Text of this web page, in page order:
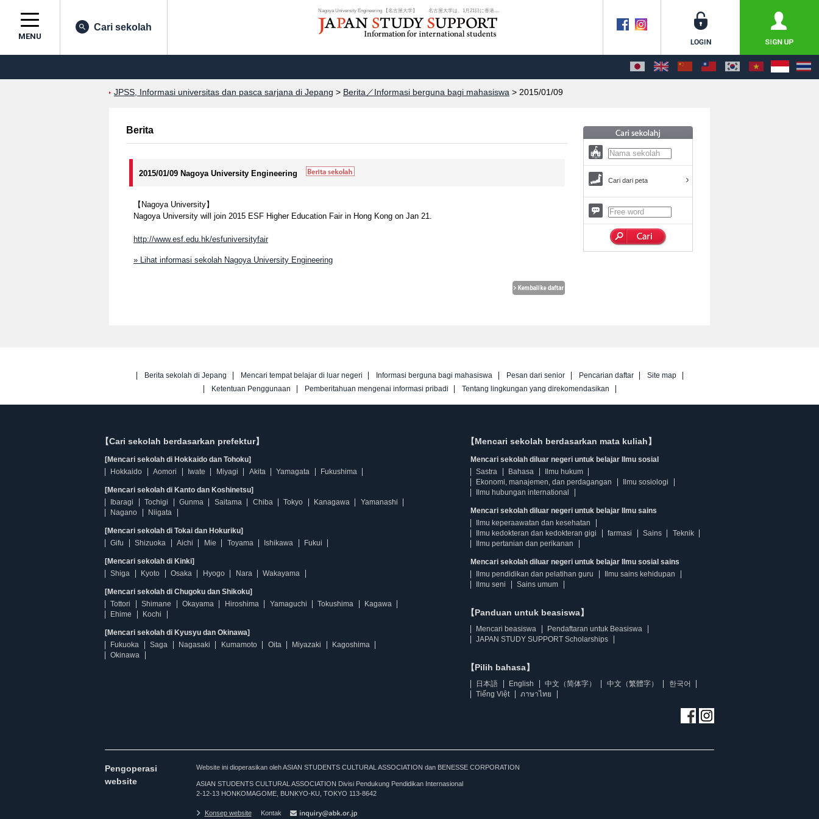
Nagoya University Engineering 【名古屋大学】 名古屋大学は、1月21日に香港....
MENU
Cari sekolah
JPSS, Informasi universitas dan pasca sarjana di Jepang > Berita／Informasi berguna bagi mahasiswa > 2015/01/09
Berita
2015/01/09 Nagoya University Engineering
【Nagoya University】
Nagoya University will join 2015 ESF Higher Education Fair in Hong Kong on Jan 21.
http://www.esf.edu.hk/esfuniversityfair
» Lihat informasi sekolah Nagoya University Engineering
Cari dari peta
Berita sekolah di Jepang Mencari tempat belajar di luar negeri Informasi berguna bagi mahasiswa Pesan dari senior Pencarian daftar
Site map
Ketentuan Penggunaan
Pemberitahuan mengenai informasi pribadi Tentang lingkungan yang direkomendasikan
【Cari sekolah berdasarkan prefektur】
[Mencari sekolah di Hokkaido dan Tohoku]
Hokkaido
Aomori Iwate Miyagi Akita Yamagata Fukushima
[Mencari sekolah di Kanto dan Koshinetsu]
Ibaragi
Tochigi Gunma Saitama Chiba Tokyo Kanagawa
Yamanashi
Nagano
Niigata
[Mencari sekolah di Tokai dan Hokuriku]
Gifu
Shizuoka Aichi Mie Toyama Ishikawa Fukui
[Mencari sekolah di Kinki]
Shiga
Kyoto Osaka Hyogo Nara Wakayama
[Mencari sekolah di Chugoku dan Shikoku]
Tottori
Shimane Okayama Hiroshima Yamaguchi Tokushima
Kagawa
Ehime
Kochi
[Mencari sekolah di Kyusyu dan Okinawa]
Fukuoka
Saga Nagasaki Kumamoto Oita Miyazaki
Kagoshima
Okinawa
【Mencari sekolah berdasarkan mata kuliah】
Mencari sekolah diluar negeri untuk belajar Ilmu sosial
Sastra
Bahasa
Ilmu hukum
Ekonomi, manajemen, dan perdagangan
Ilmu sosiologi
Ilmu hubungan international
Mencari sekolah diluar negeri untuk belajar Ilmu sains
Ilmu keperaawatan dan kesehatan
Ilmu kedokteran dan kedokteran gigi
farmasi Sains
Teknik
Ilmu pertanian dan perikanan
Mencari sekolah diluar negeri untuk belajar Ilmu sosial sains
Ilmu pendidikan dan pelatihan guru
Ilmu sains kehidupan
Ilmu seni
Sains umum
【Panduan untuk beasiswa】
Mencari beasiswa
Pendaftaran untuk Beasiswa
JAPAN STUDY SUPPORT Scholarships
【Pilih bahasa】
日本語 English 中文（简体字） 中文（繁體字）
한국어
Tiếng Việt
ภาษาไทย
Pengoperasi
website
Website ini dioperasikan oleh ASIAN STUDENTS CULTURAL ASSOCIATION dan BENESSE CORPORATION
ASIAN STUDENTS CULTURAL ASSOCIATION Divisi Pendukung Pendidikan Internasional
2-12-13 HONKOMAGOME, BUNKYO-KU, TOKYO 113-8642
Konsep website Kontak